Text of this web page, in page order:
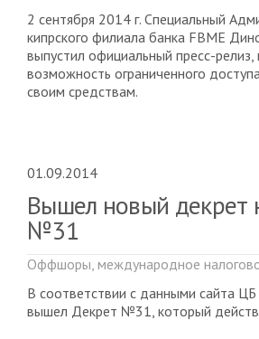
2 сентября 2014 г. Специальный
кипрского филиала банка FBME
выпустил официальный пресс-
возможность ограниченного
своим средствам.
01.09.2014
Вышел новый декрет
№31
Оффшоры, международное
В соответствии с данными сайта
вышел Декрет №31, который